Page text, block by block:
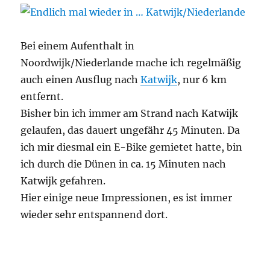
Bei einem Aufenthalt in
Noordwijk/Niederlande mache ich regelmäßig
auch einen Ausflug nachKatwijk, nur 6 km
entfernt.
Bisher bin ich immer am Strand nach Katwijk
gelaufen, das dauert ungefähr 45 Minuten. Da
ich mir diesmal ein E-Bike gemietet hatte, bin
ich durch die Dünen in ca. 15 Minuten nach
Katwijk gefahren.
Hier einige neue Impressionen, es ist immer
wieder sehr entspannend dort.